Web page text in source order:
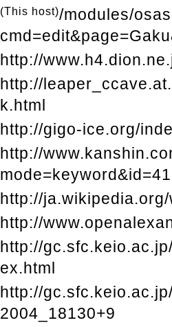
(This host)/modules/
http://
http://
k.html
http://gigo-ice.org/
http://
http://
http://
http://
ex.html
http://
2004_18130+9